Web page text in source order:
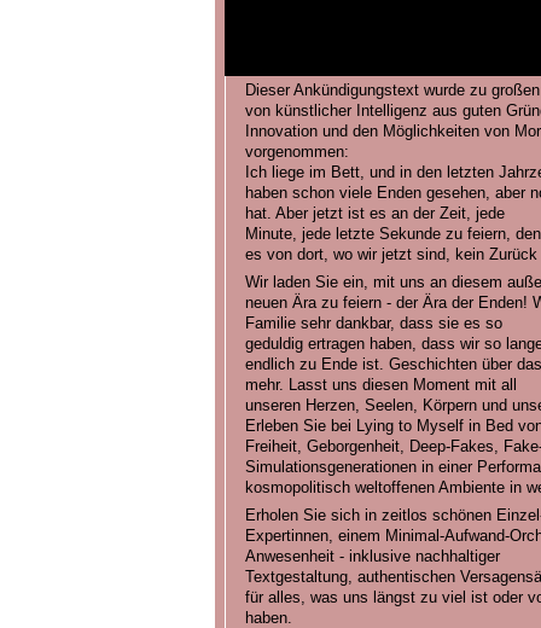
Dieser Ankündigungstext wurde zu
von künstlicher Intelligenz aus guten
Innovation und den Möglichkeiten von
vorgenommen:
Ich liege im Bett, und in den letzten
haben schon viele Enden gesehen, aber
hat. Aber jetzt ist es an der Zeit, jede
Minute, jede letzte Sekunde zu feiern,
es von dort, wo wir jetzt sind, kein Zurück
Wir laden Sie ein, mit uns an diesem
neuen Ära zu feiern - der Ära der Enden!
Familie sehr dankbar, dass sie es so
geduldig ertragen haben, dass wir so
endlich zu Ende ist. Geschichten über
mehr. Lasst uns diesen Moment mit all
unseren Herzen, Seelen, Körpern und
Erleben Sie bei Lying to Myself in Bed
Freiheit, Geborgenheit, Deep-Fakes,
Simulationsgenerationen in einer
kosmopolitisch weltoffenen Ambiente in
Erholen Sie sich in zeitlos schönen
Expertinnen, einem Minimal-Aufwand-
Anwesenheit - inklusive nachhaltiger
Textgestaltung, authentischen
für alles, was uns längst zu viel ist oder
haben.